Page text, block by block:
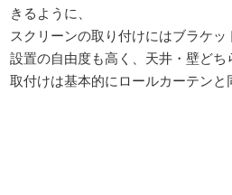
きるように、
スクリーンの取り付けにはブラケッ
設置の自由度も高く、天井・壁どち
取付けは基本的にロールカーテンと